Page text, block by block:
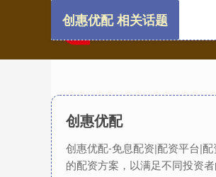
创惠优配
创惠优配-免息配资|配资平台|
的配资方案，以满足不同投资者
创惠优配 相关话题